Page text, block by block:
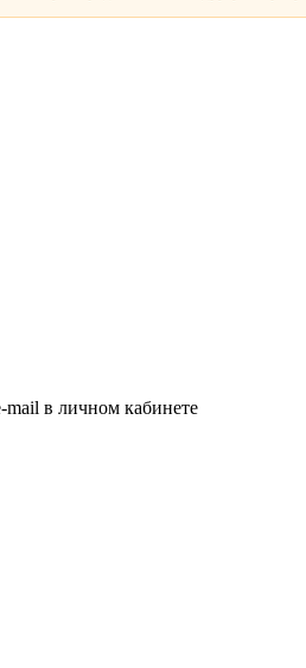
mail в личном кабинете